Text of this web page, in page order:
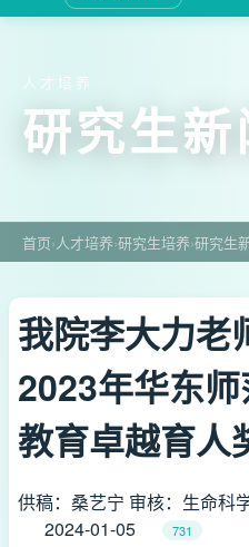
人才培养
研究生新
首页›人才培养›研究生培养›研究生
我院李大力老
2023年华东
教育卓越育人
供稿：桑艺宁 审核：生命科
2024-01-05
731